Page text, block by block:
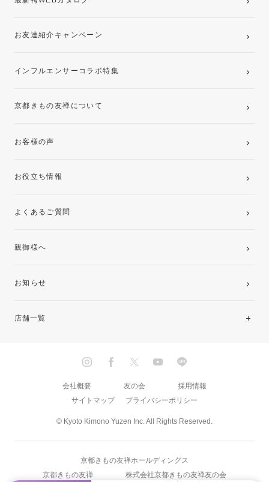
お友達紹介キャンペーン
インフルエンサーコラボ特集
京都きもの友禅について
お客様の声
お役立ち情報
よくあるご質問
親御様へ
お知らせ
店舗一覧
© Kyoto Kimono Yuzen Inc. All Rights Reserved.
会社概要 友の会
採用情報
サイトマップ
プライバシーポリシー
京都きもの友禅ホールディングス
京都きもの友禅
株式会社京都きもの友禅友の会